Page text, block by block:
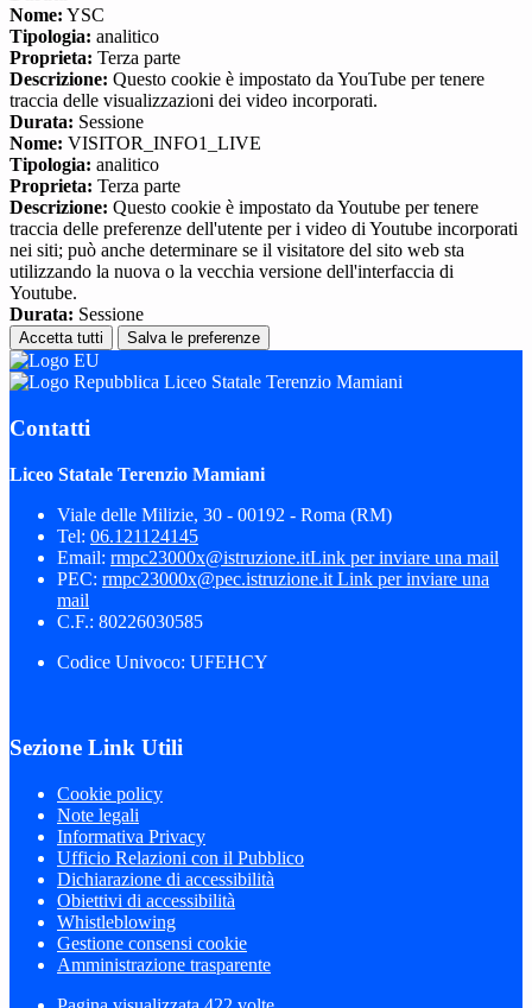
Nome: YSC
Tipologia: analitico
Proprieta: Terza parte
Descrizione: Questo cookie è impostato da YouTube per tenere
traccia delle visualizzazioni dei video incorporati.
Durata: Sessione
Nome: VISITOR_INFO1_LIVE
Tipologia: analitico
Proprieta: Terza parte
Descrizione: Questo cookie è impostato da Youtube per tenere
traccia delle preferenze dell'utente per i video di Youtube incorporati
nei siti; può anche determinare se il visitatore del sito web sta
utilizzando la nuova o la vecchia versione dell'interfaccia di
Youtube.
Durata: Sessione
Accetta tutti Salva le preferenze
Liceo Statale Terenzio Mamiani
Contatti
Liceo Statale Terenzio Mamiani
Viale delle Milizie, 30 - 00192 - Roma (RM)
Tel: 06.121124145
Email: rmpc23000x@istruzione.itLink per inviare una mail
PEC: rmpc23000x@pec.istruzione.it Link per inviare una
mail
C.F.: 80226030585
Codice Univoco: UFEHCY
Sezione Link Utili
Cookie policy
Note legali
Informativa Privacy
Ufficio Relazioni con il Pubblico
Dichiarazione di accessibilità
Obiettivi di accessibilità
Whistleblowing
Gestione consensi cookie
Amministrazione trasparente